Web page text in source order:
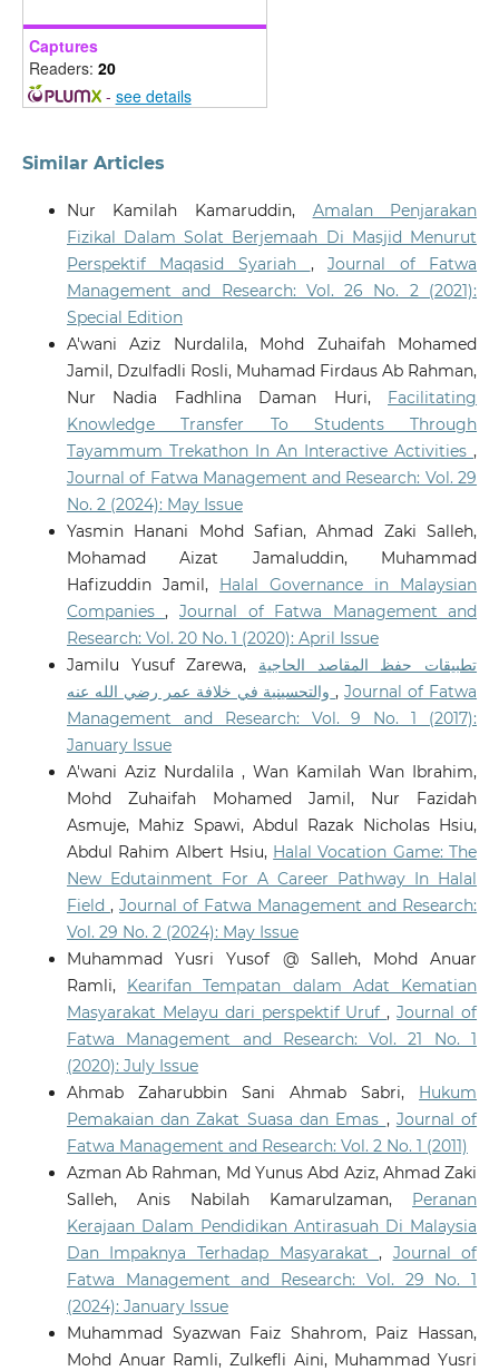
Captures
Readers: 20
- see details
Similar Articles
Nur Kamilah Kamaruddin, Amalan Penjarakan
Fizikal Dalam Solat Berjemaah Di Masjid Menurut
Perspektif Maqasid Syariah ,Journal of Fatwa
Management and Research: Vol. 26 No. 2 (2021):
Special Edition
A'wani Aziz Nurdalila, Mohd Zuhaifah Mohamed
Jamil, Dzulfadli Rosli, Muhamad Firdaus Ab Rahman,
Nur Nadia Fadhlina Daman Huri, Facilitating
Knowledge Transfer To Students Through
Tayammum Trekathon In An Interactive Activities,
Journal of Fatwa Management and Research: Vol. 29
No. 2 (2024): May Issue
Yasmin Hanani Mohd Safian, Ahmad Zaki Salleh,
Mohamad Aizat Jamaluddin, Muhammad
Hafizuddin Jamil, Halal Governance in Malaysian
Companies, Journal of Fatwa Management and
Research: Vol. 20 No. 1 (2020): April Issue
Jamilu Yusuf Zarewa, تطبيقات حفظ المقاصد الحاجية
والتحسينية في خلافة عمر رضي الله عنه,Journal of Fatwa
Management and Research: Vol. 9 No. 1 (2017):
January Issue
A'wani Aziz Nurdalila , Wan Kamilah Wan Ibrahim,
Mohd Zuhaifah Mohamed Jamil, Nur Fazidah
Asmuje, Mahiz Spawi, Abdul Razak Nicholas Hsiu,
Abdul Rahim Albert Hsiu, Halal Vocation Game: The
New Edutainment For A Career Pathway In Halal
Field , Journal of Fatwa Management and Research:
Vol. 29 No. 2 (2024): May Issue
Muhammad Yusri Yusof @ Salleh, Mohd Anuar
Ramli, Kearifan Tempatan dalam Adat Kematian
Masyarakat Melayu dari perspektif Uruf,Journal of
Fatwa Management and Research: Vol. 21 No. 1
(2020): July Issue
Ahmab Zaharubbin Sani Ahmab Sabri, Hukum
Pemakaian dan Zakat Suasa dan Emas , Journal of
Fatwa Management and Research: Vol. 2 No. 1 (2011)
Azman Ab Rahman, Md Yunus Abd Aziz, Ahmad Zaki
Salleh, Anis Nabilah Kamarulzaman, Peranan
Kerajaan Dalam Pendidikan Antirasuah Di Malaysia
Dan Impaknya Terhadap Masyarakat, Journal of
Fatwa Management and Research: Vol. 29 No. 1
(2024): January Issue
Muhammad Syazwan Faiz Shahrom, Paiz Hassan,
Mohd Anuar Ramli, Zulkefli Aini, Muhammad Yusri